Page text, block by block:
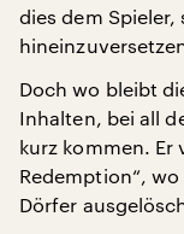
dies dem
Doch wo bleibt
Inhalten, bei all
kurz kommen. Er
Redemption“,
Dörfer